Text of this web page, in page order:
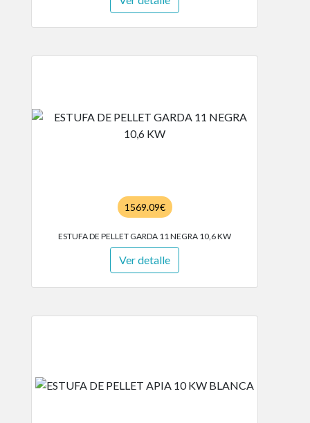
1569.09€
ESTUFA DE PELLET GARDA 11 NEGRA 10,6 KW
Ver detalle